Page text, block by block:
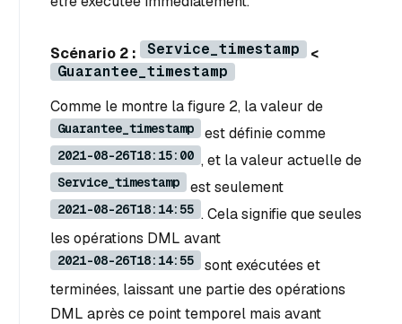
Scénario 2 : Service_timestamp
<
Guarantee_timestamp
Comme le montre la figure 2, la valeur de
Guarantee_timestamp est définie comme
2021-08-26T18:15:00 , et la valeur actuelle de
Service_timestamp est seulement
2021-08-26T18:14:55 . Cela signifie que seules
les opérations DML avant
2021-08-26T18:14:55
sont exécutées et
terminées, laissant une partie des opérations
DML après ce point temporel mais avant